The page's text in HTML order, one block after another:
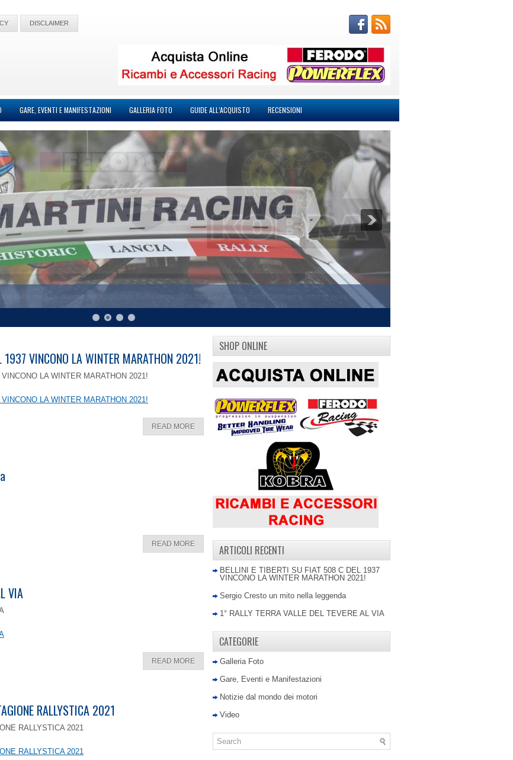
DISCLAIMER
GARE, EVENTI E MANIFESTAZIONI GALLERIA FOTO GUIDE ALL’ACQUISTO RECENSIONI
VINCONO LA WINTER MARATHON 2021!
LA WINTER MARATHON 2021!
LA WINTER MARATHON 2021!
READ MORE
READ MORE
VIA
READ MORE
RALLYSTICA 2021
RALLYSTICA 2021
RALLYSTICA 2021
SHOP ONLINE
ARTICOLI RECENTI
BELLINI E TIBERTI SU FIAT 508 C DEL 1937
VINCONO LA WINTER MARATHON 2021!
Sergio Cresto un mito nella leggenda
1° RALLY TERRA VALLE DEL TEVERE AL VIA
CATEGORIE
Galleria Foto
Gare, Eventi e Manifestazioni
Notizie dal mondo dei motori
Video